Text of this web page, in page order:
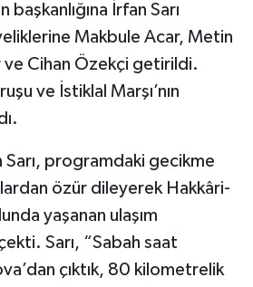
İrfan Sarı
Makbule Acar, Metin
ve Cihan Özekçi getirildi.
ve İstiklal Marşı’nın
Sarı, programdaki gecikme
özür dileyerek Hakkâri-
yaşanan ulaşım
Sarı, “Sabah saat
çıktık, 80 kilometrelik